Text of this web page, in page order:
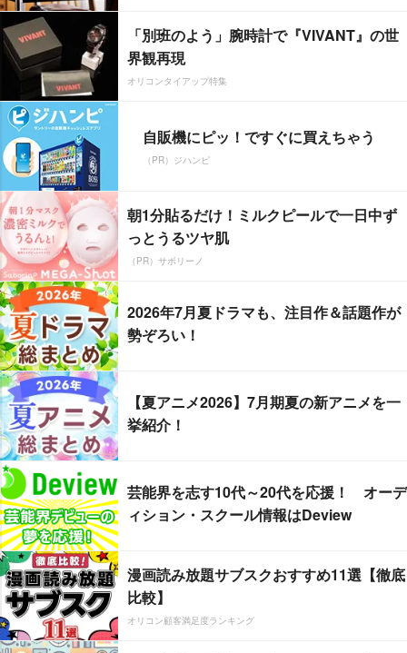
「別班のよう」腕時計で『VIVANT』の世
界観再現
オリコンタイアップ特集
自販機にピッ！ですぐに買えちゃう
（PR）ジハンピ
朝1分貼るだけ！ミルクピールで一日中ず
っとうるツヤ肌
（PR）サボリーノ
2026年7月夏ドラマも、注目作＆話題作が
勢ぞろい！
【夏アニメ2026】7月期夏の新アニメを一
挙紹介！
芸能界を志す10代～20代を応援！ オーデ
ィション・スクール情報はDeview
漫画読み放題サブスクおすすめ11選【徹底
比較】
オリコン顧客満足度ランキング